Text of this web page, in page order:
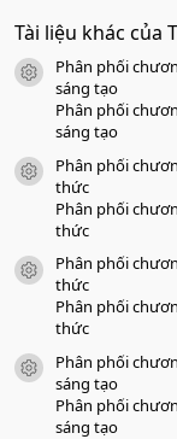
0
0
a
Tài liệu khác của
icon tài liệu
Phân phối
sáng tạo
Phân phối
sáng tạo
icon tài liệu
Phân phối
thức
Phân phối
thức
icon tài liệu
Phân phối
thức
Phân phối
thức
icon tài liệu
Phân phối
sáng tạo
Phân phối
sáng tạo